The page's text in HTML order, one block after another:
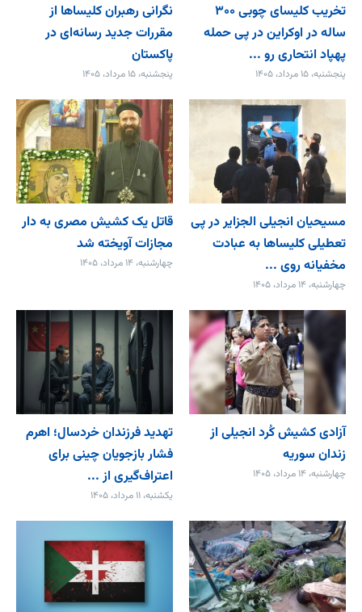
تخریب کلیسای چوبی ۳۰۰
ساله در اوکراین در پی حمله
پهپاد انتحاری رو ...
پنجشنبه، ۱۵ مرداد، ۱۴۰۵
نگرانی رهبران کلیساها از
مقررات جدید رسانه‌ای در
پاکستان
پنجشنبه، ۱۵ مرداد، ۱۴۰۵
مسیحیان انجیلی الجزایر در پی
تعطیلی کلیساها به عبادت
مخفیانه روی ...
چهارشنبه، ۱۴ مرداد، ۱۴۰۵
قاتل یک کشیش مصری به دار
مجازات آویخته شد
چهارشنبه، ۱۴ مرداد، ۱۴۰۵
آزادی کشیش کُرد انجیلی از
زندان سوریه
چهارشنبه، ۱۴ مرداد، ۱۴۰۵
تهدید فرزندان خردسال؛ اهرم
فشار بازجویان چینی برای
اعتراف‌گیری از ...
یکشنبه، ۱۱ مرداد، ۱۴۰۵